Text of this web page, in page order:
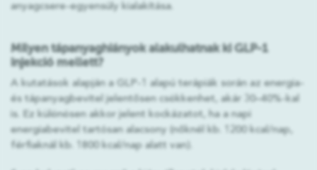
anyagcsere-egyensúly kialakítása.
Milyen tápanyaghiányok alakulhatnak ki GLP-1
injekció mellett?
A kutatások alapján a GLP-1 alapú terápiák során az energia-
és tápanyagbevitel jelentősen csökkenhet, akár 30–40%-kal
is. Ez különösen akkor jelent kockázatot, ha a napi
energiabevitel tartósan alacsony (nőknél kb. 1200 kcal/nap,
férfiaknál kb. 1800 kcal/nap alatt van).